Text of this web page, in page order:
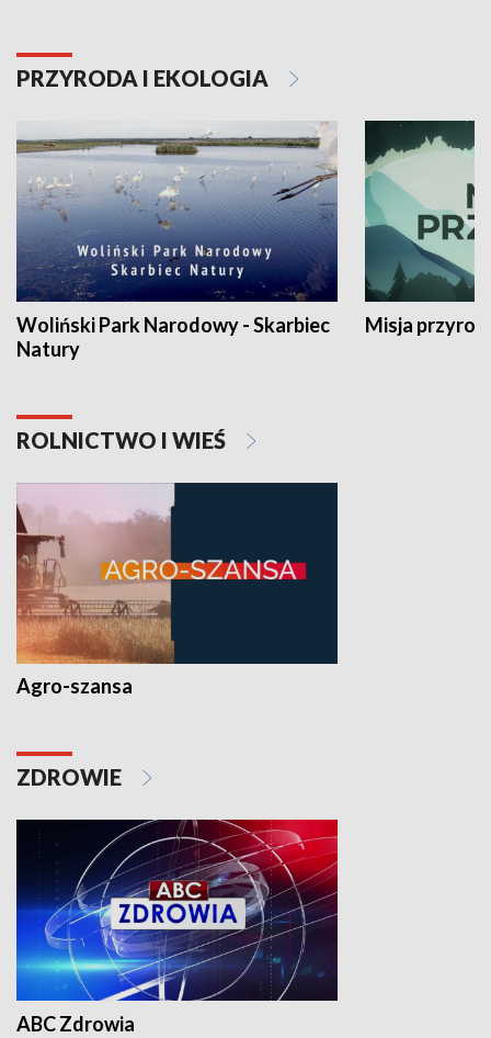
PRZYRODA I EKOLOGIA
Woliński Park Narodowy - Skarbiec
Natury
Misja
ROLNICTWO I WIEŚ
Agro-szansa
ZDROWIE
ABC Zdrowia